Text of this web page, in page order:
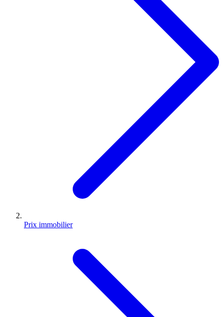
Prix immobilier